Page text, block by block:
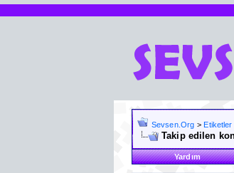
Sevsen.Org > Etiketler
Takip edilen
Yardım